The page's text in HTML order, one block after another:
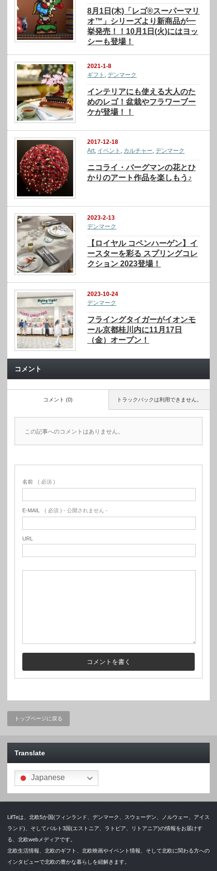
8月1日(木)「レゴ®スーパーマリ
オ™」シリーズより新商品が一
挙発売！！10月1日(火)にはヨッ
シーも登場！
2021-1-8
ギフト
,デンマーク
インテリアにも使える大人のた
めのレゴ！盆栽やフラワーブー
ケが登場！！
2017-12-18
Art, イベント , カルチャー,デンマーク
ニコライ・バーグマンの花とひ
かりのアート作品を楽しもう♪
2023-2-13
デンマーク
【ロイヤル コペンハーゲン】イ
ースターを彩る スプリングコレ
クション 2023登場！
2023-10-24
デンマーク
フライングタイガーがイオンモ
ール京都桂川内に11月17日
（金）オープン！
コメント
トラックバックは利用できません。
コメント (0)
この記事へのコメントはありません。
名前 ( 必須 )
E-MAIL ( 必須 ) - 公開されません -
URL
トップページに戻る
Translate
Japanese
LifTeは、北欧5か国(フィンランド、デンマーク、スウェーデン、ノルウェー、アイス
ランド)、そしてバルト3国(エストニア、ラトビア、リトアニア)の情報をお届けす
る、北欧webメディアです。
北欧生活情報、北欧のギフト、北欧映画やイベント情報、そして北欧に関わる方への
インタビューで北欧の豊かな暮らしを紐解きます。